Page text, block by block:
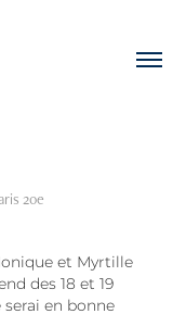
20e
et Myrtille
des 18 et 19
en bonne